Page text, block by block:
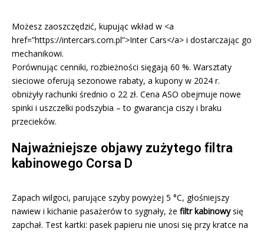
Możesz zaoszczędzić, kupując wkład w <a
href=”https://intercars.com.pl”>Inter Cars</a> i dostarczając go
mechanikowi.
Porównując cenniki, rozbieżności sięgają 60 %. Warsztaty
sieciowe oferują sezonowe rabaty, a kupony w 2024 r.
obniżyły rachunki średnio o 22 zł. Cena ASO obejmuje nowe
spinki i uszczelki podszybia – to gwarancja ciszy i braku
przecieków.
Najważniejsze objawy zużytego filtra
kabinowego Corsa D
Zapach wilgoci, parujące szyby powyżej 5 °C, głośniejszy
nawiew i kichanie pasażerów to sygnały, że filtr kabinowysię
zapchał. Test kartki: pasek papieru nie unosi się przy kratce na